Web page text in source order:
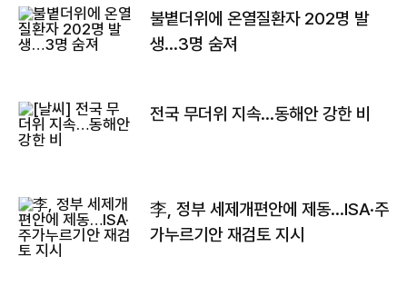
불볕더위에 온열질환자 202명 발
생…3명 숨져
전국 무더위 지속…동해안 강한 비
李, 정부 세제개편안에 제동…ISA·주
가누르기안 재검토 지시